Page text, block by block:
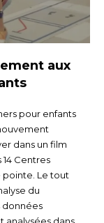
aux
pour enfants
dans un film
Centres
pointe. Le tout
du
données
analysées dans